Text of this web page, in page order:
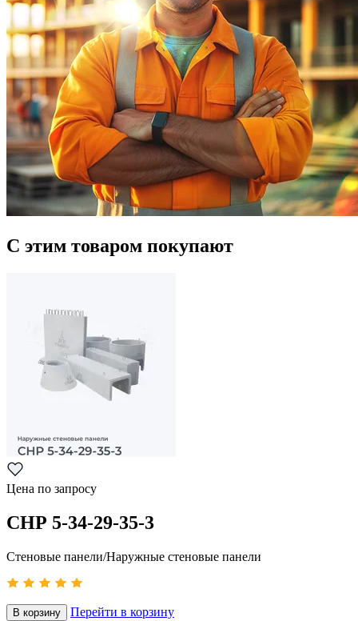
С этим товаром покупают
Цена по запросу
СНР 5-34-29-35-3
Стеновые панели/Наружные стеновые панели
В корзину Перейти в корзину